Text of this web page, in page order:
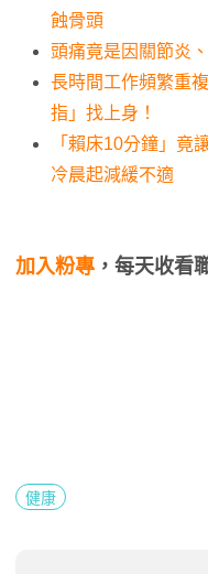
蝕骨頭
頭痛竟是因關節炎
長時間工作頻繁重
指」找上身！
「賴床10分鐘」竟
冷晨起減緩不適
加入粉專 ，每天收看
健康